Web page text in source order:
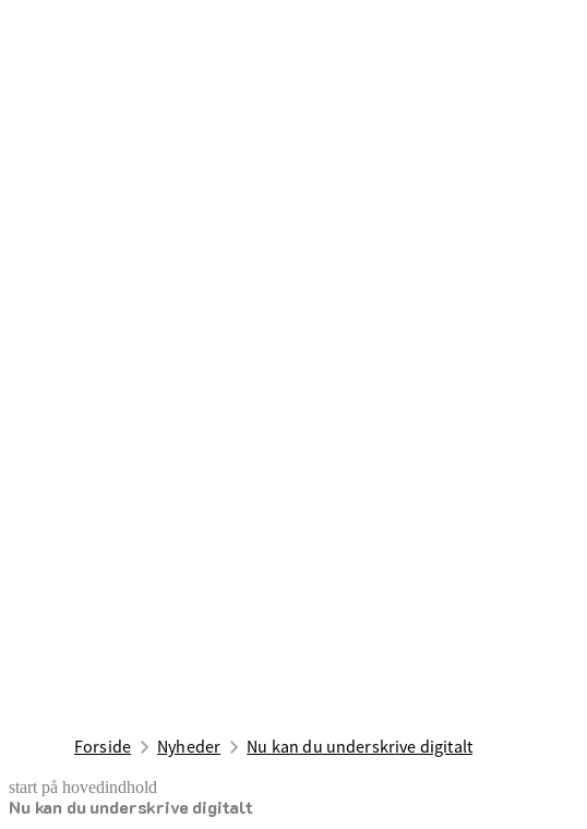
Forside Nyheder Nu kan du underskrive digitalt
start på hovedindhold
Nu kan du underskrive digitalt
senest opdateret 18. december 2025